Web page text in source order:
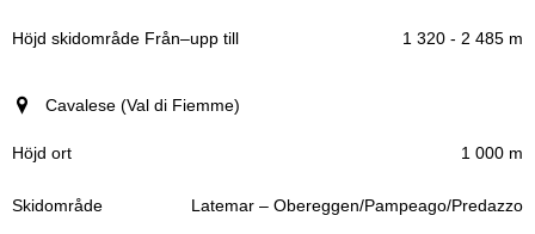
1 320 - 2 485 m
Cavalese (Val di Fiemme)
1 000 m
Latemar – Obereggen/Pampeago/Predazzo